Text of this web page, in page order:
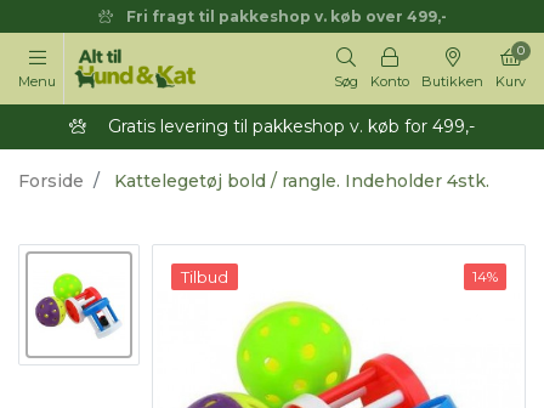
Fri fragt til pakkeshop v. køb over 499,-
Menu Søg Konto Butikken Kurv
0
Gratis levering til pakkeshop v. køb for 499,-
Forside Kattelegetøj bold / rangle. Indeholder 4stk.
Tilbud 14%